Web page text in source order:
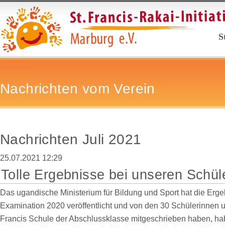
Nachrichten vom Verein
Nachrichten Juli 2021
25.07.2021 12:29
Tolle Ergebnisse bei unseren
Das ugandische Ministerium für Bildung und Sport hat die
Examination 2020 veröffentlicht und von den 30 Schülerinnen
Francis Schule der Abschlussklasse mitgeschrieben haben,